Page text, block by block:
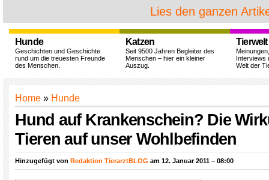
Lies den ganzen
Hunde
Geschichten und Geschichte
rund um die treuesten Freunde
des Menschen.
Katzen
Seit 9500 Jahren Begleiter des
Menschen – hier ein kleiner
Auszug.
Tierwelt
Interviews
Welt der
Home » Hunde
Hund auf Krankenschein? Die
Tieren auf unser Wohlbefinden
Hinzugefügt von Redaktion TierarztBLOG am 12. Januar 2011 – 08:00